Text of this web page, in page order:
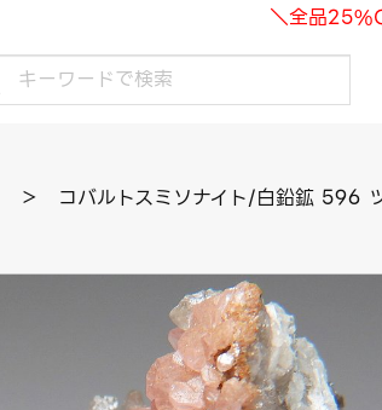
＼全品
＞ コバルトスミソナイト/白鉛鉱 596